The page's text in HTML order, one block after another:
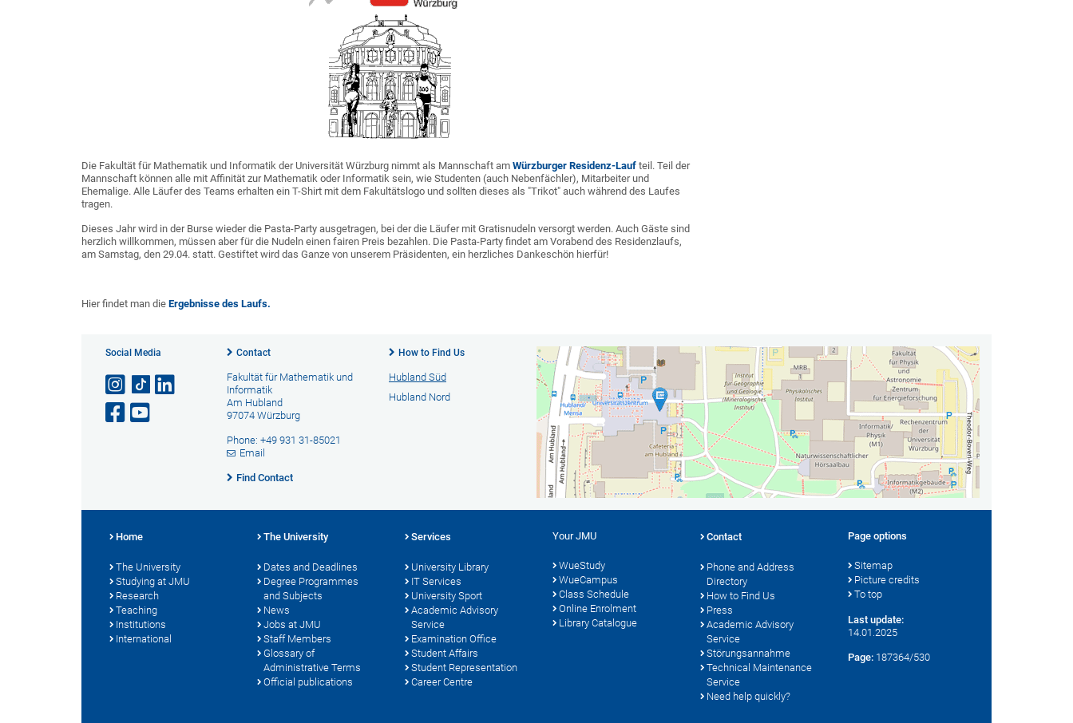
Die Fakultät für Mathematik und Informatik der Universität Würzburg nimmt als Mannschaft am Würzburger Residenz-Lauf teil. Teil der
Mannschaft können alle mit Affinität zur Mathematik oder Informatik sein, wie Studenten (auch Nebenfächler), Mitarbeiter und
Ehemalige. Alle Läufer des Teams erhalten ein T-Shirt mit dem Fakultätslogo und sollten dieses als "Trikot" auch während des Laufes
tragen.
Dieses Jahr wird in der Burse wieder die Pasta-Party ausgetragen, bei der die Läufer mit Gratisnudeln versorgt werden. Auch Gäste sind
herzlich willkommen, müssen aber für die Nudeln einen fairen Preis bezahlen. Die Pasta-Party findet am Vorabend des Residenzlaufs,
am Samstag, den 29.04. statt. Gestiftet wird das Ganze von unserem Präsidenten, ein herzliches Dankeschön hierfür!
Hier findet man die Ergebnisse des Laufs.
Social Media Contact
Fakultät für Mathematik und
Informatik
Am Hubland
97074 Würzburg
Phone: +49 931 31-85021
Email
Find Contact
How to Find Us
Hubland Süd
Hubland Nord
Home
The University
Studying at JMU
Research
Teaching
Institutions
International
The University
Dates and Deadlines
Degree Programmes
and Subjects
News
Jobs at JMU
Staff Members
Glossary of
Administrative Terms
Official publications
Services
University Library
IT Services
University Sport
Academic Advisory
Service
Examination Office
Student Affairs
Student Representation
Career Centre
Your JMU
WueStudy
WueCampus
Class Schedule
Online Enrolment
Library Catalogue
Contact
Phone and Address
Directory
How to Find Us
Press
Academic Advisory
Service
Störungsannahme
Technical Maintenance
Service
Need help quickly?
Page options
Sitemap
Picture credits
To top
Last update:
14.01.2025
Page: 187364/530